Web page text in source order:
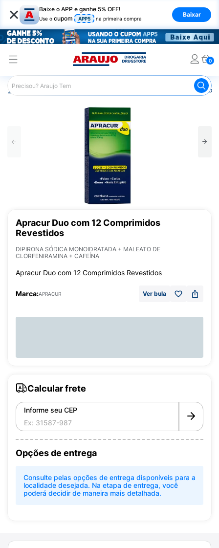
× Baixe o APP e ganhe 5% OFF!
Use o cupom APP5 na primeira compra
Baixar
0
Araujo Medicamentos Remédio para Gripe e Resfriado
Apracur Duo com 12 Comprimidos
Revestidos
DIPIRONA SÓDICA MONOIDRATADA + MALEATO DE
CLORFENIRAMINA + CAFEÍNA
Apracur Duo com 12 Comprimidos Revestidos
Marca:APRACUR Ver bula
Calcular frete
Informe seu CEP
Opções de entrega
Consulte pelas opções de entrega disponíveis para a
localidade desejada. Na etapa de entrega, você
poderá decidir de maneira mais detalhada.